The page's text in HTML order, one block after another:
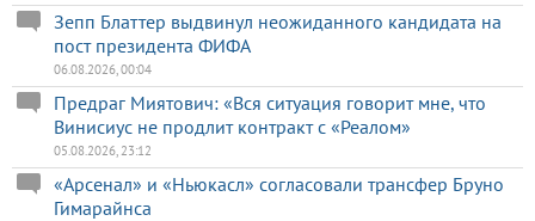
Зепп Блаттер выдвинул неожиданного кандидата на
пост президента ФИФА
06.08.2026, 00:04
Предраг Миятович: «Вся ситуация говорит мне, что
Винисиус не продлит контракт с «Реалом»
05.08.2026, 23:12
«Арсенал» и «Ньюкасл» согласовали трансфер Бруно
Гимарайнса